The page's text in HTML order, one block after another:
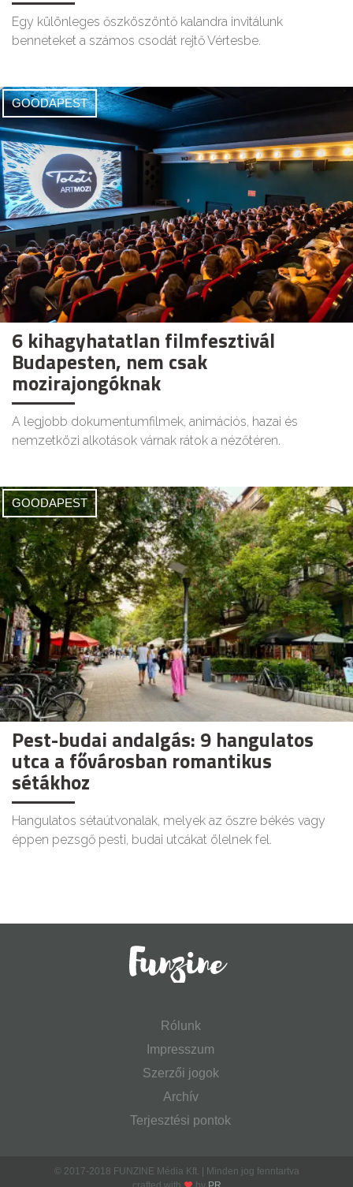
Egy különleges őszköszöntő kalandra invitálunk
benneteket a számos csodát rejtő Vértesbe.
GOODAPEST
6 kihagyhatatlan filmfesztivál
Budapesten, nem csak
mozirajongóknak
A legjobb dokumentumfilmek, animációs, hazai és
nemzetközi alkotások várnak rátok a nézőtéren.
GOODAPEST
Pest-budai andalgás: 9 hangulatos
utca a fővárosban romantikus
sétákhoz
Hangulatos sétaútvonalak, melyek az őszre békés vagy
éppen pezsgő pesti, budai utcákat ölelnek fel.
Rólunk
Impresszum
Szerzői jogok
Archív
Terjesztési pontok
© 2017-2018 FUNZINE Média Kft. | Minden jog fenntartva